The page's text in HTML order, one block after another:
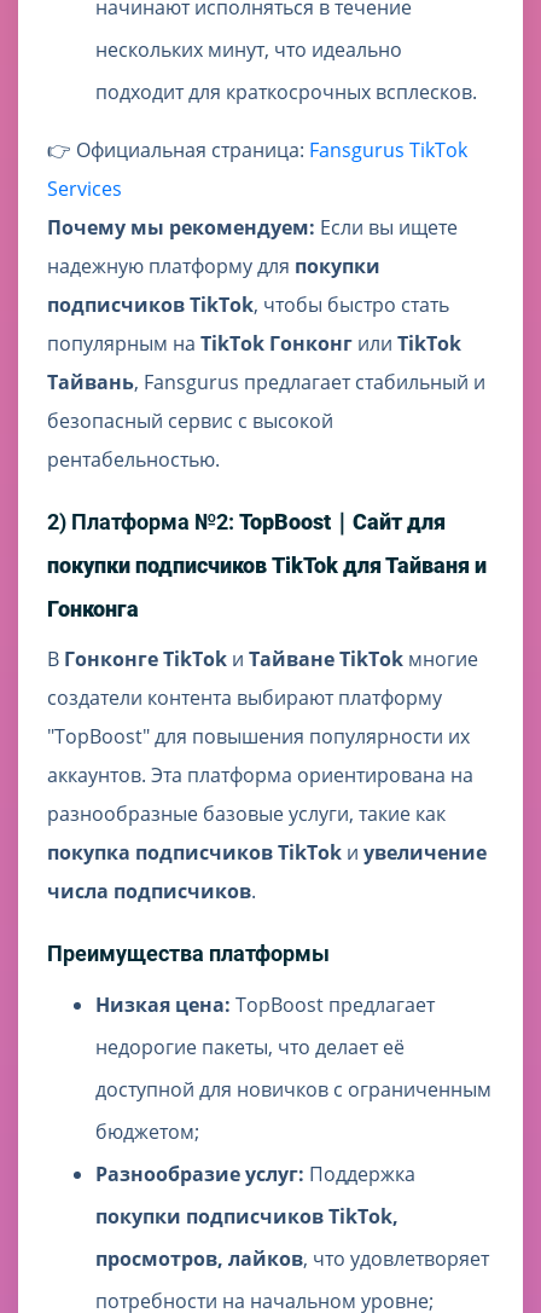
начинают исполняться в течение
нескольких минут, что идеально
подходит для краткосрочных всплесков.
👉 Официальная страница: Fansgurus TikTok
Services
Почему мы рекомендуем: Если вы ищете
надежную платформу для покупки
подписчиков TikTok, чтобы быстро стать
популярным на TikTok Гонконг или TikTok
Тайвань, Fansgurus предлагает стабильный и
безопасный сервис с высокой
рентабельностью.
2) Платформа №2: TopBoost｜Сайт для
покупки подписчиков TikTok для Тайваня и
Гонконга
В Гонконге TikTok и Тайване TikTok многие
создатели контента выбирают платформу
"TopBoost" для повышения популярности их
аккаунтов. Эта платформа ориентирована на
разнообразные базовые услуги, такие как
покупка подписчиков TikTok и увеличение
числа подписчиков.
Преимущества платформы
Низкая цена: TopBoost предлагает
недорогие пакеты, что делает её
доступной для новичков с ограниченным
бюджетом;
Разнообразие услуг: Поддержка
покупки подписчиков TikTok,
просмотров, лайков, что удовлетворяет
потребности на начальном уровне;